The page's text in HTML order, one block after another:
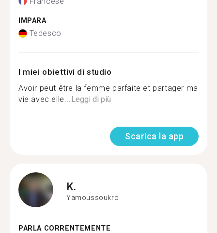
IMPARA
Tedesco
I miei obiettivi di studio
Avoir peut être la femme parfaite et partager ma
vie avec elle...Leggi di più
Scarica la app
K.
Yamoussoukro
PARLA CORRENTEMENTE